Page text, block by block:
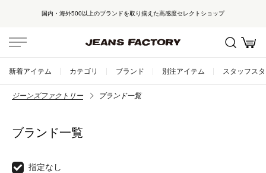
国内・海外500以上のブランドを取り揃えた高感度セレクトショップ
新着アイテム カテゴリ ブランド 別注アイテム スタッフス
ジーンズファクトリー ブランド一覧
ブランド一覧
指定なし